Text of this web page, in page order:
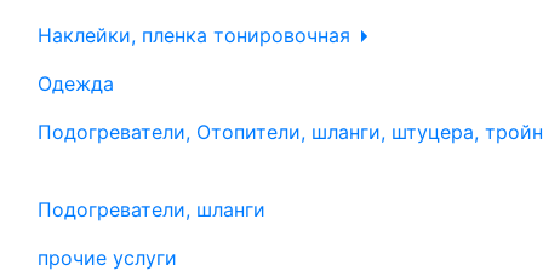
Наклейки, пленка тонировочная
Одежда
Подогреватели, Отопители, шланги, штуцера,
Подогреватели, шланги
прочие услуги